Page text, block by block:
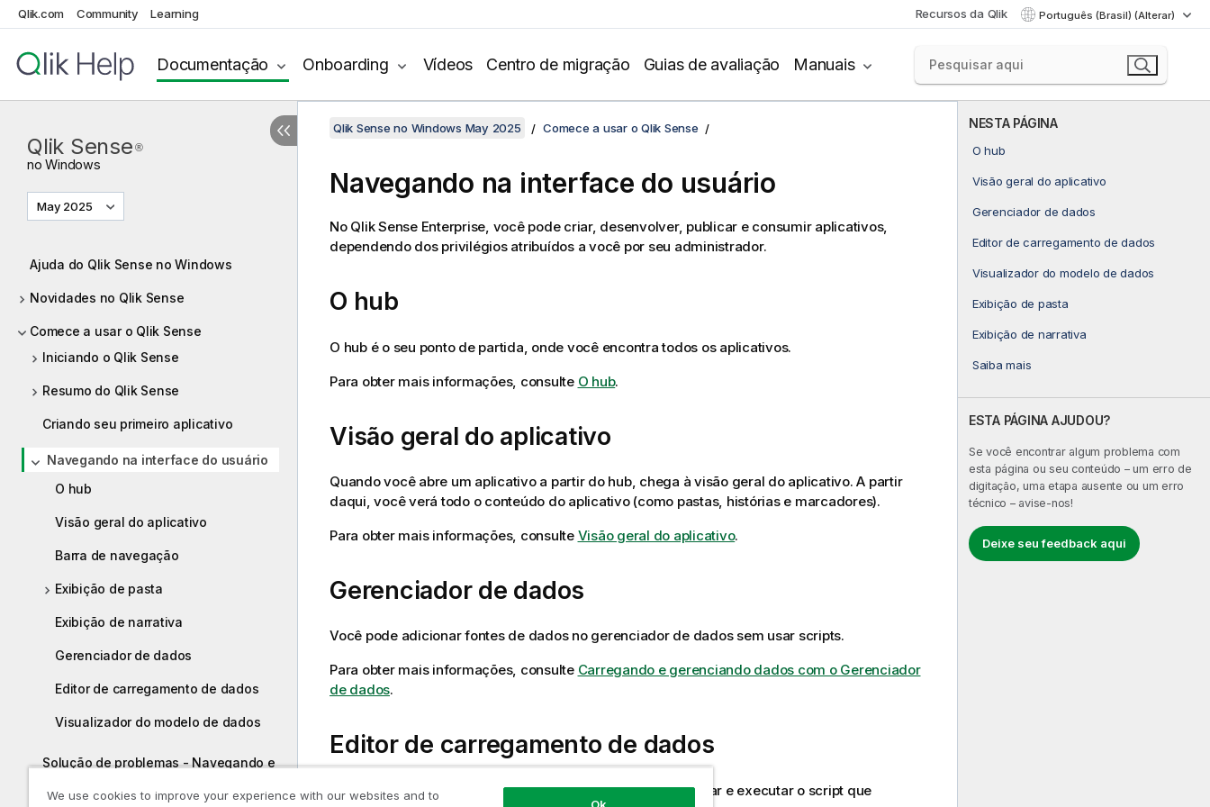
Qlik.com Community Learning Recursos da Qlik Português (Brasil) (Alterar)
Documentação Onboarding Vídeos Centro de migração Guias de avaliação Manuais
Qlik Sense ®
noWindows
May 2025
Ajuda do Qlik Sense no Windows
Novidades no Qlik Sense
Comece a usar o Qlik Sense
Iniciando o Qlik Sense
Resumo do Qlik Sense
Criando seu primeiro aplicativo
Navegando na interface do usuário
O hub
Visão geral do aplicativo
Barra de navegação
Exibição de pasta
Exibição de narrativa
Gerenciador de dados
Editor de carregamento de dados
Visualizador do modelo de dados
Solução de problemas - Navegando e
NESTA PÁGINA
O hub
Visão geral do aplicativo
Gerenciador de dados
Editor de carregamento de dados
Visualizador do modelo de dados
Exibição de pasta
Exibição de narrativa
Saiba mais
ESTA PÁGINA AJUDOU?
Se você encontrar algum problema com
esta página ou seu conteúdo – um erro de
digitação, uma etapa ausente ou um erro
técnico – avise-nos!
Deixe seu feedback aqui
Qlik Sense no Windows May 2025 Comece a usar o Qlik Sense
Navegando na interface do usuário
No Qlik Sense Enterprise, você pode criar, desenvolver, publicar e consumir aplicativos,
dependendo dos privilégios atribuídos a você por seu administrador.
O hub
O hub é o seu ponto de partida, onde você encontra todos os aplicativos.
Para obter mais informações, consulte O hub.
Visão geral do aplicativo
Quando você abre um aplicativo a partir do hub, chega à visão geral do aplicativo. A partir
daqui, você verá todo o conteúdo do aplicativo (como pastas, histórias e marcadores).
Para obter mais informações, consulte Visão geral do aplicativo.
Gerenciador de dados
Você pode adicionar fontes de dados no gerenciador de dados sem usar scripts.
Para obter mais informações, consulte Carregando e gerenciando dados com o Gerenciador
de dados.
Editor de carregamento de dados
O editor de carregamento de dados é usado para criar, editar e executar o script que
We use cookies to improve your experience with our websites and to